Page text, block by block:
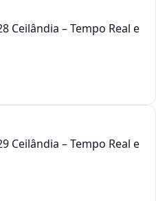
Ceilândia – Tempo Real e
Ceilândia – Tempo Real e